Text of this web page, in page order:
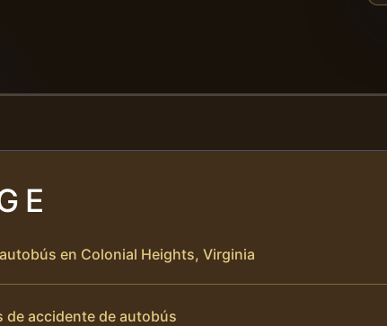
en Colonial Heights, Virginia
de accidente de autobús